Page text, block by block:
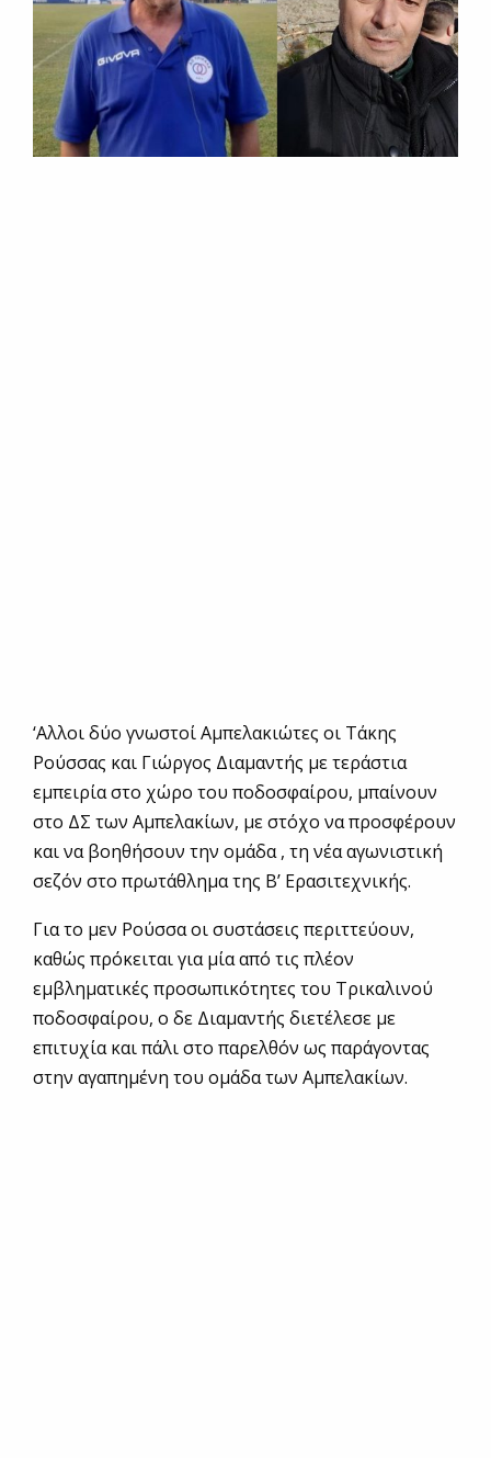
‘Αλλοι δύο γνωστοί Αμπελακιώτες οι Τάκης
Ρούσσας και Γιώργος Διαμαντής με τεράστια
εμπειρία στο χώρο του ποδοσφαίρου, μπαίνουν
στο ΔΣ των Αμπελακίων, με στόχο να προσφέρουν
και να βοηθήσουν την ομάδα , τη νέα αγωνιστική
σεζόν στο πρωτάθλημα της Β’ Ερασιτεχνικής.
Για το μεν Ρούσσα οι συστάσεις περιττεύουν,
καθώς πρόκειται για μία από τις πλέον
εμβληματικές προσωπικότητες του Τρικαλινού
ποδοσφαίρου, ο δε Διαμαντής διετέλεσε με
επιτυχία και πάλι στο παρελθόν ως παράγοντας
στην αγαπημένη του ομάδα των Αμπελακίων.